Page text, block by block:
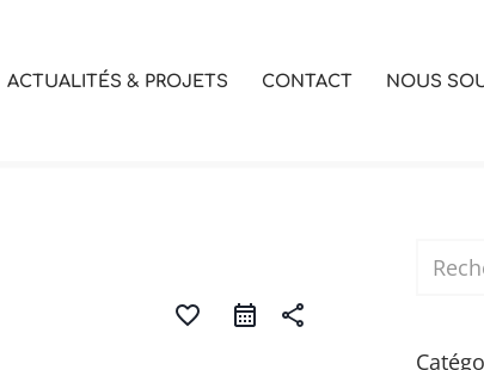
ACTUALITÉS & PROJETS CONTACT NOUS
favorite_border share